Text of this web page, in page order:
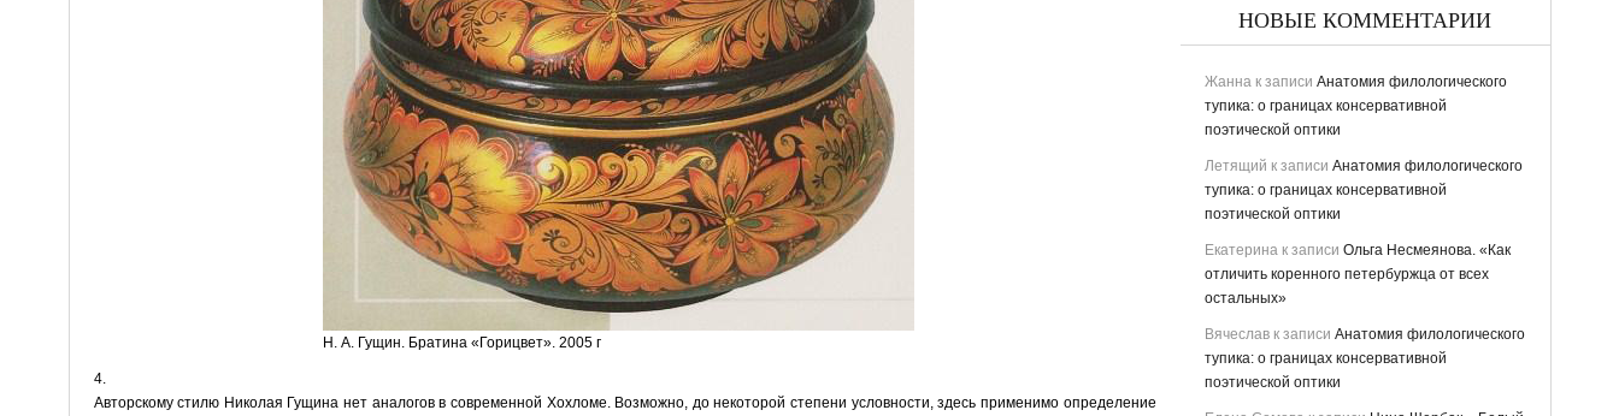
Н. А. Гущин. Братина «Горицвет». 2005 г
4.
Авторскому стилю Николая Гущина нет аналогов в современной Хохломе. Возможно, до некоторой степени условности, здесь применимо определение
НОВЫЕ КОММЕНТАРИИ
Жаннак записи Анатомия филологического
тупика: о границах консервативной
поэтической оптики
Летящий к записи Анатомия филологического
тупика: о границах консервативной
поэтической оптики
Екатеринак записи Ольга Несмеянова. «Как
отличить коренного петербуржца от всех
остальных»
Вячеславк записи Анатомия филологического
тупика: о границах консервативной
поэтической оптики